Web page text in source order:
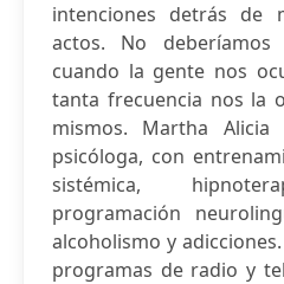
intenciones detrás de
actos. No deberíamos
cuando la gente nos
tanta frecuencia nos la
mismos. Martha Alicia
psicóloga, con
sistémica,
programación
alcoholismo y
programas de radio y